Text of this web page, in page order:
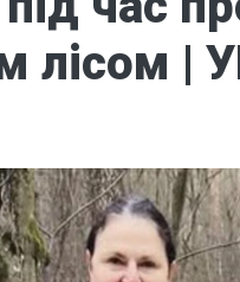
лісом |